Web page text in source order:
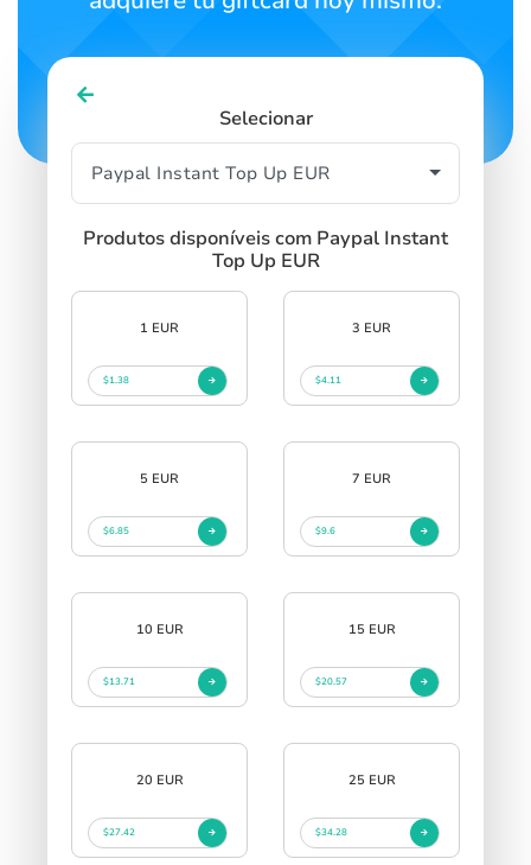
Selecionar
Produtos disponíveis com Paypal Instant
Top Up EUR
1 EUR
$1.38
3 EUR
$4.11
5 EUR
$6.85
7 EUR
$9.6
10 EUR
$13.71
15 EUR
$20.57
20 EUR
$27.42
25 EUR
$34.28